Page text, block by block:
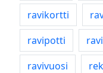
ravikortti
ravipotti
ravivuosi